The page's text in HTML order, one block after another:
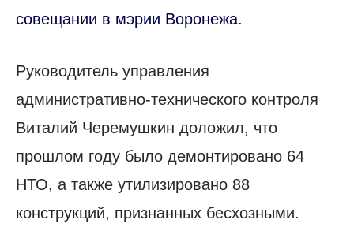
совещании в мэрии Воронежа.
Руководитель управления
административно-технического контроля
Виталий Черемушкин доложил, что
прошлом году было демонтировано 64
НТО, а также утилизировано 88
конструкций, признанных бесхозными.